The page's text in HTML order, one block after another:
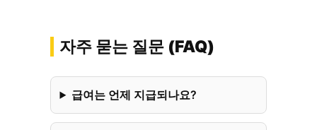
자주 묻는 질문 (FAQ)
급여는 언제 지급되나요?